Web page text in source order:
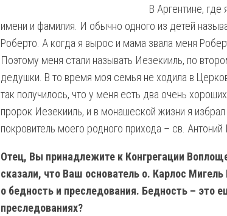
В Аргентине, где
имени и фамилия. И обычно одного из детей
Роберто. А когда я вырос и мама звала меня
Поэтому меня стали называть Иезекииль, по
дедушки. В то время моя семья не ходила в
так получилось, что у меня есть два очень
пророк Иезекииль, и в монашеской жизни я
покровитель моего родного прихода – св. Антоний
Отец, Вы принадлежите к Конгрегации
сказали, что Ваш основатель о. Карлос
о бедность и преследования. Бедность – это
преследованиях?